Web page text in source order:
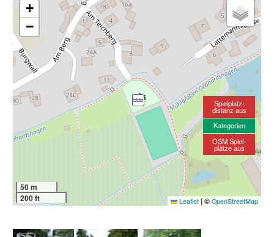
+
−
50 m
200 ft
Leaflet |© OpenStreetMap
Spielplatz-
distanz aus
Kategorien
OSM Spiel-
plätze aus